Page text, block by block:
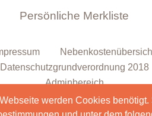
werden Cookies
Datenschutzgrundverordnung 2018
Adminbereich